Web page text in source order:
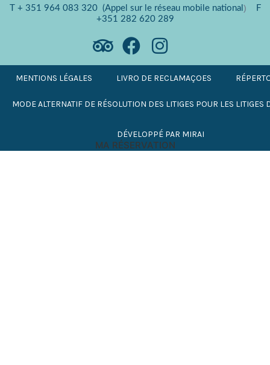
+ 351 964 083 320 (Appel sur le réseau mobile national )
F
+351 282 620 289
MENTIONS LÉGALES LIVRO DE RECLAMAÇOES
MODE ALTERNATIF DE RÉSOLUTION DES LITIGES POUR LES LITIGES
DÉVELOPPÉ PAR MIRAI
MA RÉSERVATION